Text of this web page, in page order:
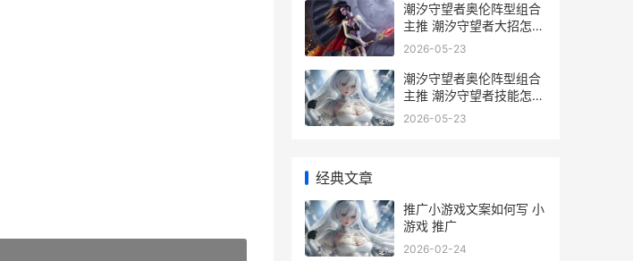
潮汐守望者奥伦阵型组合
主推 潮汐守望者大招怎么
用
2026-05-23
潮汐守望者奥伦阵型组合
主推 潮汐守望者技能怎么
打
2026-05-23
经典文章
推广小游戏文案如何写 小
游戏 推广
2026-02-24